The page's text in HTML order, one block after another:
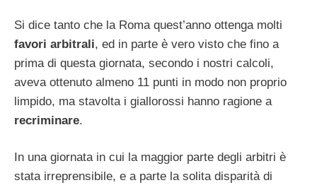
Si dice tanto che la Roma quest’anno ottenga molti
favori arbitrali, ed in parte è vero visto che fino a
prima di questa giornata, secondo i nostri calcoli,
aveva ottenuto almeno 11 punti in modo non proprio
limpido, ma stavolta i giallorossi hanno ragione a
recriminare.
In una giornata in cui la maggior parte degli arbitri è
stata irreprensibile, e a parte la solita disparità di